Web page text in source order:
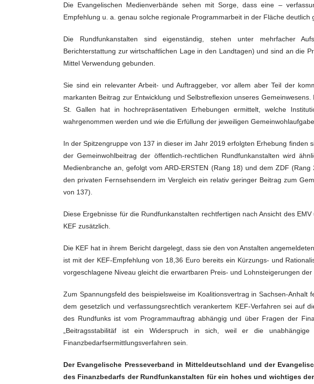
Die Evangelischen Medienverbände sehen mit Sorge, dass eine –
Empfehlung u. a. genau solche regionale Programmarbeit in der Fläche deutlich
Die Rundfunkanstalten sind eigenständig, stehen unter mehrfacher
Berichterstattung zur wirtschaftlichen Lage in den Landtagen) und sind an die
Mittel Verwendung gebunden.
Sie sind ein relevanter Arbeit- und Auftraggeber, vor allem aber Teil der
markanten Beitrag zur Entwicklung und Selbstreflexion unseres
St. Gallen hat in hochrepräsentativen Erhebungen ermittelt, welche
wahrgenommen werden und wie die Erfüllung der jeweiligen
In der Spitzengruppe von 137 in dieser im Jahr 2019 erfolgten Erhebung finden
der Gemeinwohlbeitrag der öffentlich-rechtlichen Rundfunkanstalten wird
Medienbranche an, gefolgt vom ARD-ERSTEN (Rang 18) und dem ZDF
den privaten Fernsehsendern im Vergleich ein relativ geringer Beitrag zum
von 137).
Diese Ergebnisse für die Rundfunkanstalten rechtfertigen nach Ansicht des
KEF zusätzlich.
Die KEF hat in ihrem Bericht dargelegt, dass sie den von Anstalten
ist mit der KEF-Empfehlung von 18,36 Euro bereits ein Kürzungs- und
vorgeschlagene Niveau gleicht die erwartbaren Preis- und Lohnsteigerungen
Zum Spannungsfeld des beispielsweise im Koalitionsvertrag in Sachsen-Anhalt
dem gesetzlich und verfassungsrechtlich verankertem KEF-Verfahren sei auf
des Rundfunks ist vom Programmauftrag abhängig und über Fragen der
„Beitragsstabilitäf ist ein Widerspruch in sich, weil er die
Finanzbedarfsermittlungsverfahren sein.
Der Evangelische Presseverband in Mitteldeutschland und der
des Finanzbedarfs der Rundfunkanstalten für ein hohes und wichtiges